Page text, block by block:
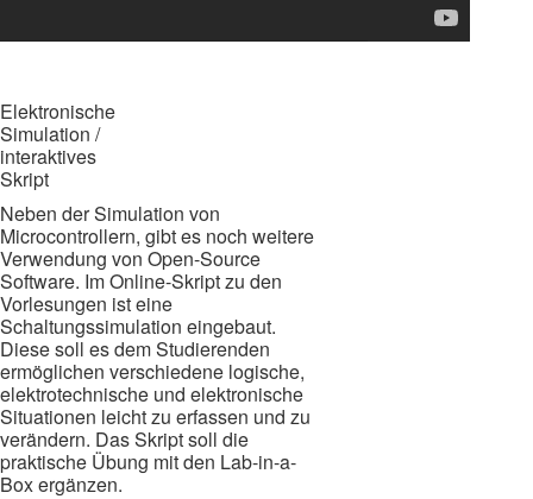
Elektronische
Simulation /
interaktives
Skript
Neben der Simulation von
Microcontrollern, gibt es noch weitere
Verwendung von Open-Source
Software. Im Online-Skript zu den
Vorlesungen ist eine
Schaltungssimulation eingebaut.
Diese soll es dem Studierenden
ermöglichen verschiedene logische,
elektrotechnische und elektronische
Situationen leicht zu erfassen und zu
verändern. Das Skript soll die
praktische Übung mit den Lab-in-a-
Box ergänzen.